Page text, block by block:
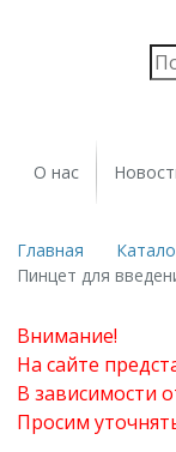
О нас
Главная
Пинцет для
Внимание!
На сайте
В зависимости
Просим